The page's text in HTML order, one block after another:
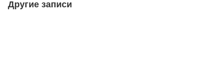
Другие записи